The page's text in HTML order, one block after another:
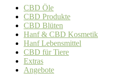
CBD Öle
CBD Produkte
CBD Blüten
Hanf & CBD Kosmetik
Hanf Lebensmittel
CBD für Tiere
Extras
Angebote